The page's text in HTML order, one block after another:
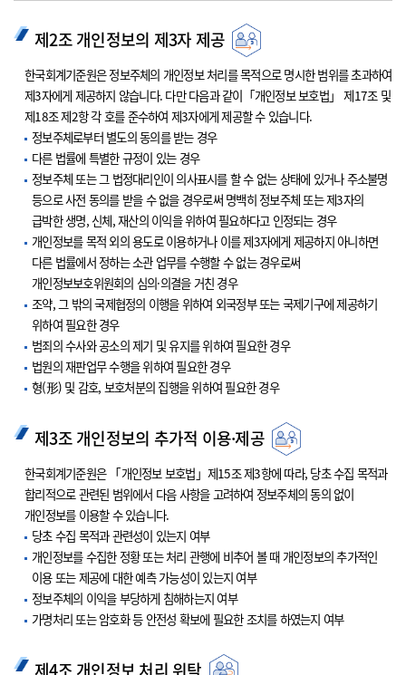
제2조 개인정보의 제3자 제공
한국회계기준원은 정보주체의 개인정보 처리를 목적으로 명시한 범위를 초과하여
제3자에게 제공하지 않습니다. 다만 다음과 같이「개인정보 보호법」 제17조 및
제18조 제2항 각 호를 준수하여 제3자에게 제공할 수 있습니다.
정보주체로부터 별도의 동의를 받는 경우
다른 법률에 특별한 규정이 있는 경우
정보주체 또는 그 법정대리인이 의사표시를 할 수 없는 상태에 있거나 주소불명
등으로 사전 동의를 받을 수 없을 경우로써 명백히 정보주체 또는 제3자의
급박한 생명, 신체, 재산의 이익을 위하여 필요하다고 인정되는 경우
개인정보를 목적 외의 용도로 이용하거나 이를 제3자에게 제공하지 아니하면
다른 법률에서 정하는 소관 업무를 수행할 수 없는 경우로써
개인정보보호위원회의 심의·의결을 거친 경우
조약, 그 밖의 국제협정의 이행을 위하여 외국정부 또는 국제기구에 제공하기
위하여 필요한 경우
범죄의 수사와 공소의 제기 및 유지를 위하여 필요한 경우
법원의 재판업무 수행을 위하여 필요한 경우
형(形) 및 감호, 보호처분의 집행을 위하여 필요한 경우
제3조 개인정보의 추가적 이용·제공
한국회계기준원은 「개인정보 보호법」제15조 제3항에 따라, 당초 수집 목적과
합리적으로 관련된 범위에서 다음 사항을 고려하여 정보주체의 동의 없이
개인정보를 이용할 수 있습니다.
당초 수집 목적과 관련성이 있는지 여부
개인정보를 수집한 정황 또는 처리 관행에 비추어 볼 때 개인정보의 추가적인
이용 또는 제공에 대한 예측 가능성이 있는지 여부
정보주체의 이익을 부당하게 침해하는지 여부
가명처리 또는 암호화 등 안전성 확보에 필요한 조치를 하였는지 여부